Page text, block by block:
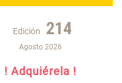
Edición 214
Agosto 2026
! Adquiérela !